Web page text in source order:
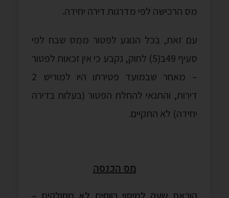
מס הרכישה לפי מדרגות דירה יחידה.
עם זאת, בכל הנוגע לפטור ממס שבח לפי
סעיף 49ב(5) לחוק, נקבע כי אין זכאות לפטור
– מאחר שבמועד פטירתו היו למוריש 2
דירות, והתנאי להחלת הפטור (בעלות בדירה
יחידה) לא התקיים.
מס הכנסה
הוראת שעה למיסוי רווחים לא מחולקים –